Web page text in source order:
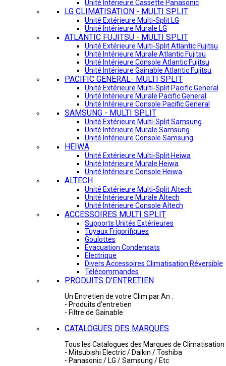
Unité Intérieure Cassette Panasonic
LG CLIMATISATION - MULTI SPLIT
Unité Extérieure Multi-Split LG
Unité Intérieure Murale LG
ATLANTIC FUJITSU - MULTI SPLIT
Unité Extérieure Multi-Split Atlantic Fujitsu
Unité Intérieure Murale Atlantic Fujitsu
Unité Intérieure Console Atlantic Fujitsu
Unité Intérieure Gainable Atlantic Fujitsu
PACIFIC GENERAL- MULTI SPLIT
Unité Extérieure Multi-Split Pacific General
Unité Intérieure Murale Pacific General
Unité Intérieure Console Pacific General
SAMSUNG - MULTI SPLIT
Unité Extérieure Multi-Split Samsung
Unité Intérieure Murale Samsung
Unité Intérieure Console Samsung
HEIWA
Unité Extérieure Multi-Split Heiwa
Unité Intérieure Murale Heiwa
Unité Intérieure Console Heiwa
ALTECH
Unité Extérieure Multi-Split Altech
Unité Intérieure Murale Altech
Unité Intérieure Console Altech
ACCESSOIRES MULTI SPLIT
Supports Unités Extérieures
Tuyaux Frigorifiques
Goulottes
Evacuation Condensats
Electrique
Divers Accessoires Climatisation Réversible
Télécommandes
PRODUITS D'ENTRETIEN
Un Entretien de votre Clim par An :
- Produits d'entretien
- Filtre de Gainable
CATALOGUES DES MARQUES
Tous les Catalogues des Marques de Climatisation
- Mitsubishi Electric / Daikin / Toshiba
- Panasonic / LG / Samsung / Etc